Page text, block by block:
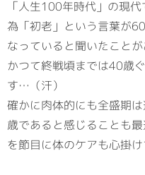
「人生100年時代」の現
為「初老」という言葉が
なっていると聞いたことが
かつて終戦頃までは40歳
す…（汗）
確かに肉体的にも全盛期
歳であると感じることも
を節目に体のケアも心掛け